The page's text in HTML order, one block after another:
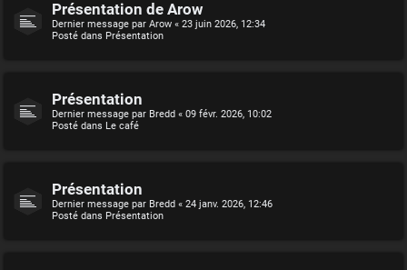
Présentation de Arow
Dernier message par Arow « 23 juin 2026, 12:34
Posté dans Présentation
Présentation
Dernier message par Bredd « 09 févr. 2026, 10:02
Posté dans Le café
Présentation
Dernier message par Bredd « 24 janv. 2026, 12:46
Posté dans Présentation